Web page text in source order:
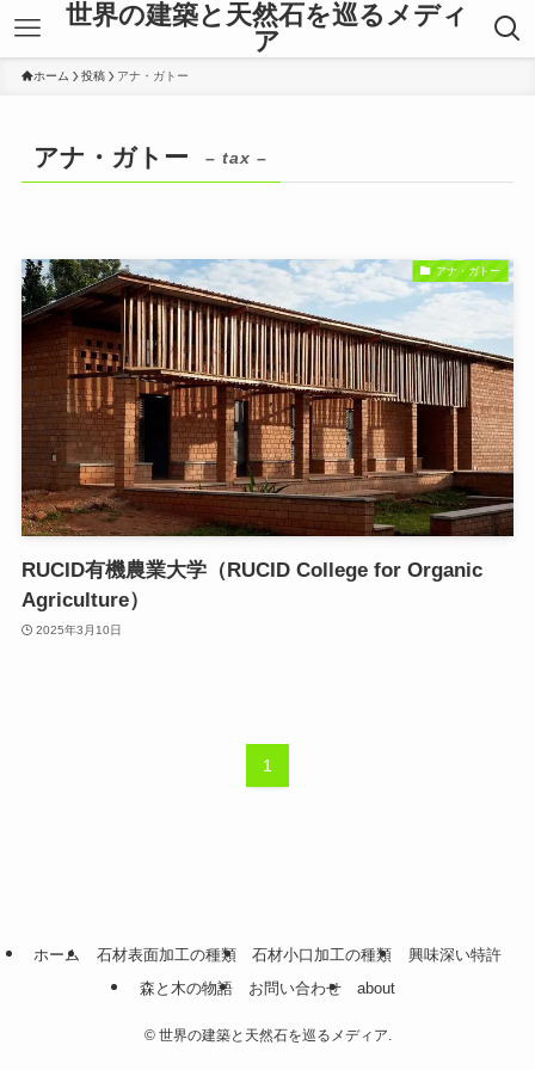
世界の建築と天然石を巡るメディ
ア
ホーム 投稿 アナ・ガトー
アナ・ガトー – tax –
アナ・ガトー
RUCID有機農業大学（RUCID College for Organic
Agriculture）
2025年3月10日
1
ホーム 石材表面加工の種類 石材小口加工の種類
興味深い特許
森と木の物語
お問い合わせ about
©世界の建築と天然石を巡るメディア.